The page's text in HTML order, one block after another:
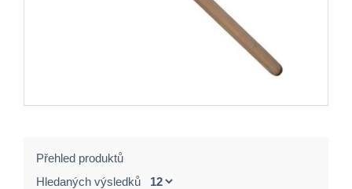
Přehled produktů
Hledaných výsledků